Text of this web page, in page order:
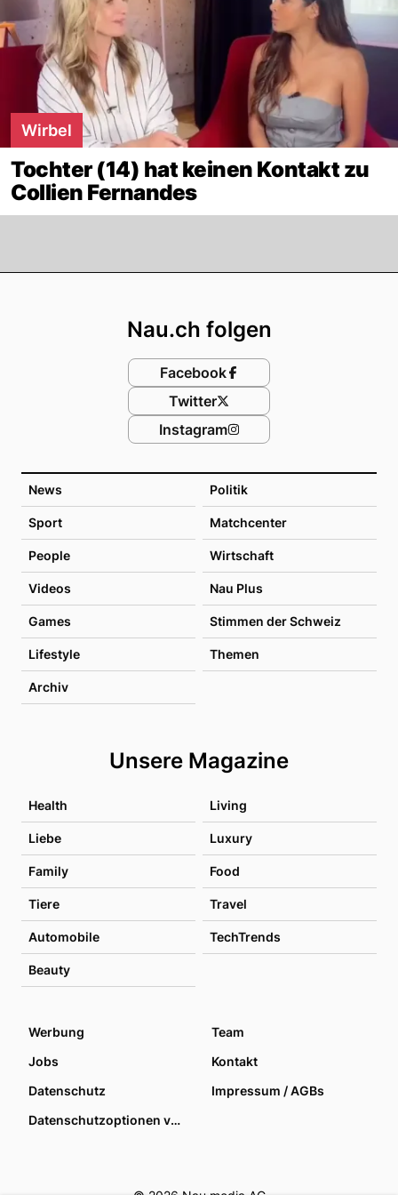
Wirbel
Tochter (14) hat keinen Kontakt zu
Collien Fernandes
News Politik
Sport Matchcenter
People Wirtschaft
Videos Nau Plus
Games Stimmen der Schweiz
Lifestyle Themen
Archiv
Unsere Magazine
Health Living
Liebe Luxury
Family Food
Tiere Travel
Automobile TechTrends
Beauty
Nau.ch folgen
Facebook
Twitter
Instagram
Werbung
Team
Jobs
Kontakt
Datenschutz
Impressum / AGBs
Datenschutzoptionen verwalten